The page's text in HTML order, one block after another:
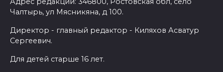
Чалтырь, ул Мясникяна, д 100.
Директор - главный редактор - Киляхов Асватур
Сергеевич.
Для детей старше 16 лет.